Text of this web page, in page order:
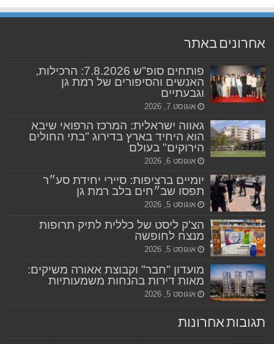
אחרונים באתר
פותחים סופ"ש 7.8.2026: הרכילות,
האנשים והסיפורים של רמת גן
וגבעתיים
אוגוסט 7, 2026
גאווה ישראלית: המרכז הרפואי שיבא
הוא היחיד בארץ בדירוג "בתי החולים
הירוקים" בעולם
אוגוסט 6, 2026
יומיים ברציפות: סיירי יחידת סע״ר
תפסו שב״חים בלב רמת גן
אוגוסט 5, 2026
הצ'ק ליסט של כללית לתיק תרופות
מנצח לחופשה
אוגוסט 5, 2026
מועדון "חבר" וקבוצת אאורה משיקים:
מאות דירות בהנחות משמעותיות
אוגוסט 5, 2026
תגובות אחרונות